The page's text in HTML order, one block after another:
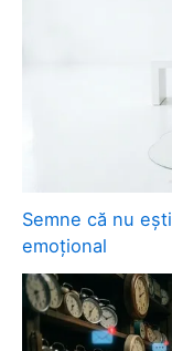
Semne că nu
emoțional